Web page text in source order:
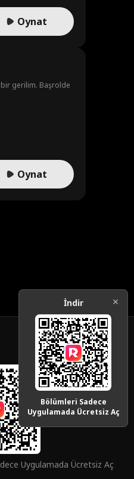
Oynat
bir gerilim. Başrolde
Oynat
Uygulamada Ücretsiz Aç
İndir
Bölümleri Sadece
Uygulamada Ücretsiz Aç